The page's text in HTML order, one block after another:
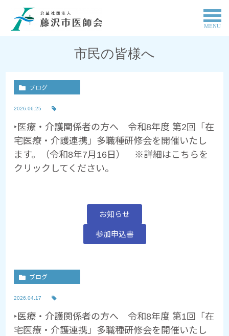
MENU
市民の皆様へ
ブログ
2026.06.25
‣医療・介護関係者の方へ 令和8年度 第2回「在
宅医療・介護連携」多職種研修会を開催いたし
ます。（令和8年7月16日） ※詳細はこちらを
クリックしてください。
お知らせ
参加申込書
ブログ
2026.04.17
‣医療・介護関係者の方へ 令和8年度 第1回「在
宅医療・介護連携」多職種研修会を開催いたし